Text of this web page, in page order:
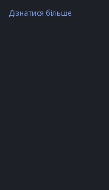
Дізнатися більше